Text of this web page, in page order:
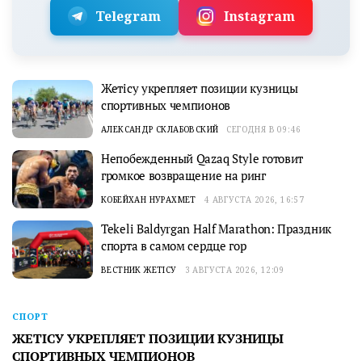
Telegram Instagram
Жетісу укрепляет позиции кузницы
спортивных чемпионов
АЛЕКСАНДР СКЛАБОВСКИЙ СЕГОДНЯ В 09:46
Непобежденный Qazaq Style готовит
громкое возвращение на ринг
КОБЕЙХАН НУРАХМЕТ 4 АВГУСТА 2026, 16:57
Tekeli Baldyrgan Half Marathon: Праздник
спорта в самом сердце гор
ВЕСТНИК ЖЕТІСУ 3 АВГУСТА 2026, 12:09
СПОРТ
ЖЕТІСУ УКРЕПЛЯЕТ ПОЗИЦИИ КУЗНИЦЫ
СПОРТИВНЫХ ЧЕМПИОНОВ